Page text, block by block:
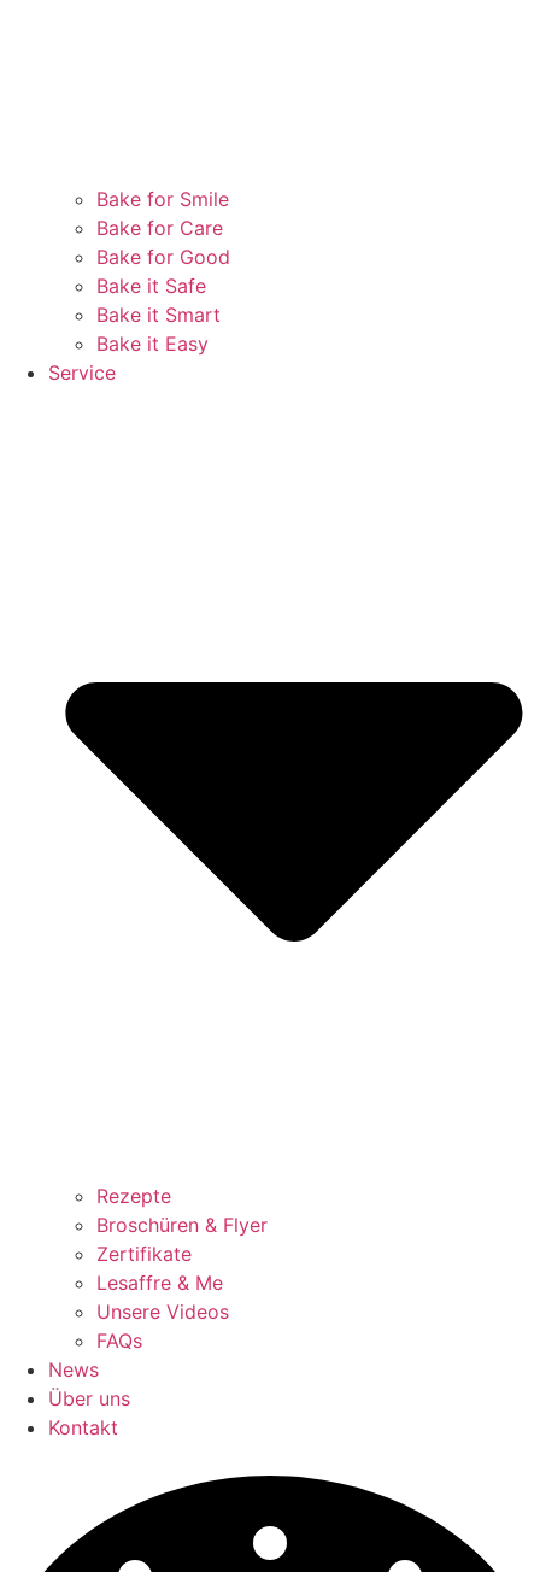
Bake for Smile
Bake for Care
Bake for Good
Bake it Safe
Bake it Smart
Bake it Easy
Service
Rezepte
Broschüren & Flyer
Zertifikate
Lesaffre & Me
Unsere Videos
FAQs
News
Über uns
Kontakt